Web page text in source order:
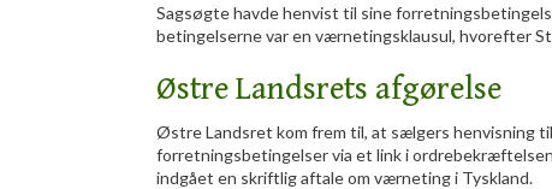
Sagsøgte havde henvist til sine
betingelserne var en værnetingsklausul, hvorefter
Østre Landsrets afgørelse
Østre Landsret kom frem til, at sælgers henvisning
forretningsbetingelser via et link i
indgået en skriftlig aftale om værneting i Tyskland.​